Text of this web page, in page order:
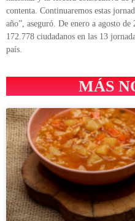
contenta. Continuaremos estas
año”, aseguró. De enero a agosto
172.778 ciudadanos en las 13
país.
MÁS